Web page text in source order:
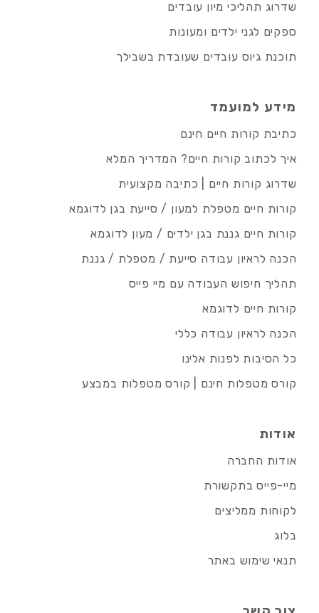
שדרוג תהליכי מיון עובדים
ספקים לגני ילדים ומעונות
תוכנת גיוס עובדים שעובדת בשבילך
מידע למועמד
כתיבת קורות חיים חינם
איך לכתוב קורות חיים? המדריך המלא
שדרוג קורות חיים | כתיבה מקצועית
קורות חיים מטפלת למעון / סייעת בגן לדוגמא
קורות חיים גננת בגן ילדים / מעון לדוגמא
הכנה לראיון עבודה סייעת / מטפלת / גננת
תהליך חיפוש העבודה עם מיי פייס
קורות חיים לדוגמא
הכנה לראיון עבודה כללי
כל הסיבות לפנות אלינו
קורס מטפלות חינם | קורס מטפלות במבצע
אודות
אודות החברה
מיי-פייס בתקשורת
לקוחות ממליצים
בלוג
תנאי שימוש באתר